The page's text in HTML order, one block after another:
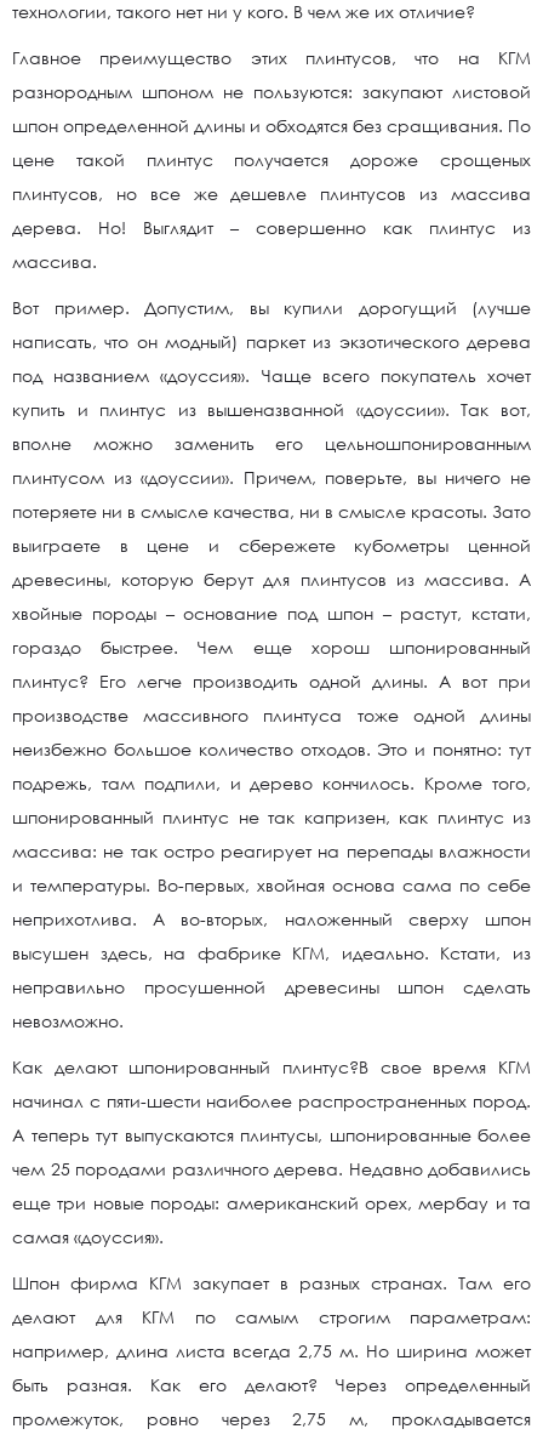
технологии, такого нет ни у кого. В чем же их отличие?
Главное преимущество этих плинтусов, что на КГМ
разнородным шпоном не пользуются: закупают листовой
шпон определенной длины и обходятся без сращивания. По
цене такой плинтус получается дороже срощеных
плинтусов, но все же дешевле плинтусов из массива
дерева. Но! Выглядит – совершенно как плинтус из
массива.
Вот пример. Допустим, вы купили дорогущий (лучше
написать, что он модный) паркет из экзотического дерева
под названием «доуссия». Чаще всего покупатель хочет
купить и плинтус из вышеназванной «доуссии». Так вот,
вполне можно заменить его цельношпонированным
плинтусом из «доуссии». Причем, поверьте, вы ничего не
потеряете ни в смысле качества, ни в смысле красоты. Зато
выиграете в цене и сбережете кубометры ценной
древесины, которую берут для плинтусов из массива. А
хвойные породы – основание под шпон – растут, кстати,
гораздо быстрее. Чем еще хорош шпонированный
плинтус? Его легче производить одной длины. А вот при
производстве массивного плинтуса тоже одной длины
неизбежно большое количество отходов. Это и понятно: тут
подрежь, там подпили, и дерево кончилось. Кроме того,
шпонированный плинтус не так капризен, как плинтус из
массива: не так остро реагирует на перепады влажности
и температуры. Во-первых, хвойная основа сама по себе
неприхотлива. А во-вторых, наложенный сверху шпон
высушен здесь, на фабрике КГМ, идеально. Кстати, из
неправильно просушенной древесины шпон сделать
невозможно.
Как делают шпонированный плинтус?В свое время КГМ
начинал с пяти-шести наиболее распространенных пород.
А теперь тут выпускаются плинтусы, шпонированные более
чем 25 породами различного дерева. Недавно добавились
еще три новые породы: американский орех, мербау и та
самая «доуссия».
Шпон фирма КГМ закупает в разных странах. Там его
делают для КГМ по самым строгим параметрам:
например, длина листа всегда 2,75 м. Но ширина может
быть разная. Как его делают? Через определенный
промежуток, ровно через 2,75 м, прокладывается